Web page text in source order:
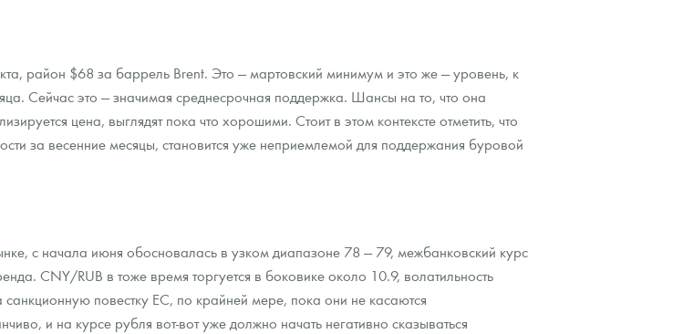
район $68 за баррель Brent. Это — мартовский минимум и это же — уровень, к
Сейчас это — значимая среднесрочная поддержка. Шансы на то, что она
цена, выглядят пока что хорошими. Стоит в этом контексте отметить, что
за весенние месяцы, становится уже неприемлемой для поддержания буровой
с начала июня обосновалась в узком диапазоне 78 — 79, межбанковский курс
CNY/RUB в тоже время торгуется в боковике около 10.9, волатильность
повестку ЕС, по крайней мере, пока они не касаются
и на курсе рубля вот-вот уже должно начать негативно сказываться